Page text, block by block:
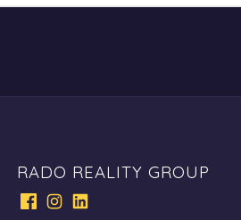
RADO REALITY GROUP